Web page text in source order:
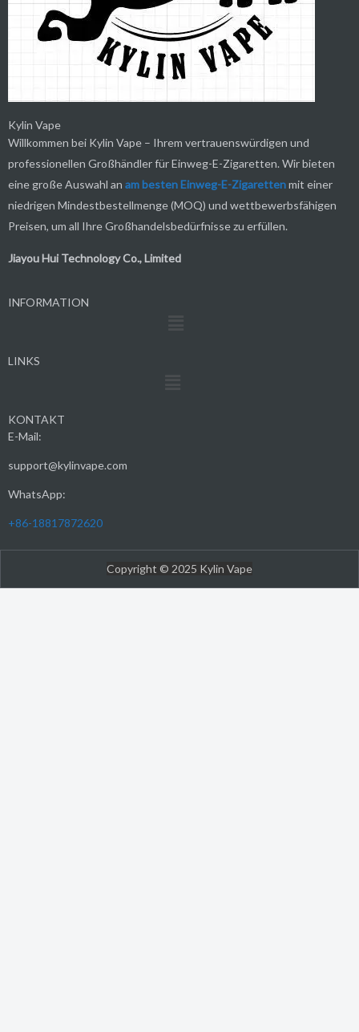
Kylin Vape
Willkommen bei Kylin Vape – Ihrem vertrauenswürdigen und
professionellen Großhändler für Einweg-E-Zigaretten. Wir bieten
eine große Auswahl an am bestenEinweg-E-Zigarettenmit einer
niedrigen Mindestbestellmenge (MOQ) und wettbewerbsfähigen
Preisen, um all Ihre Großhandelsbedürfnisse zu erfüllen.
Jiayou Hui Technology Co., Limited
INFORMATION
LINKS
KONTAKT
E-Mail:
support@kylinvape.com
WhatsApp:
+86-18817872620
Copyright © 2025 Kylin Vape